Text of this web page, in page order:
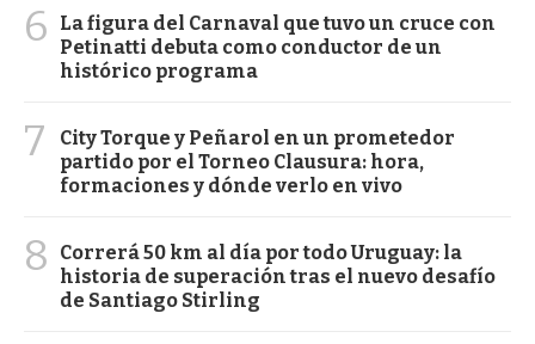
6
La figura del Carnaval que tuvo un cruce con
Petinatti debuta como conductor de un
histórico programa
7
City Torque y Peñarol en un prometedor
partido por el Torneo Clausura: hora,
formaciones y dónde verlo en vivo
8
Correrá 50 km al día por todo Uruguay: la
historia de superación tras el nuevo desafío
de Santiago Stirling